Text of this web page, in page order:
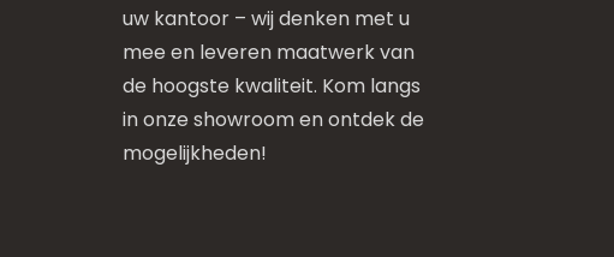
uw kantoor – wij denken met u
mee en leveren maatwerk van
de hoogste kwaliteit. Kom langs
in onze showroom en ontdek de
mogelijkheden!